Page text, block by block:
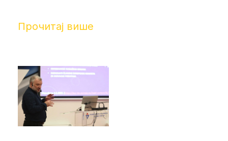
Прочитај више